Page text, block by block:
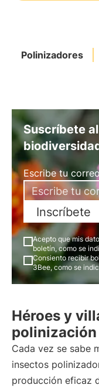
Polinizadores
Suscríbete
Escribe tu
Inscríbete
Acepto que mis
boletín, como se
Consiento recibir
3Bee, como se
Héroes y
polinización
Cada vez se sabe
insectos
producción eficaz